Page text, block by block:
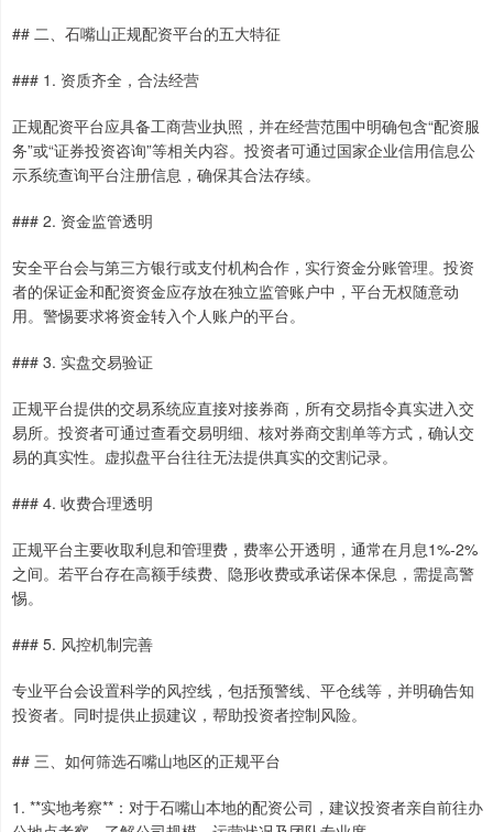
## 二、石嘴山正规配资平台的五大特征
### 1. 资质齐全，合法经营
正规配资平台应具备工商营业执照，并在经营范围中明确包含“配资服
务”或“证券投资咨询”等相关内容。投资者可通过国家企业信用信息公
示系统查询平台注册信息，确保其合法存续。
### 2. 资金监管透明
安全平台会与第三方银行或支付机构合作，实行资金分账管理。投资
者的保证金和配资资金应存放在独立监管账户中，平台无权随意动
用。警惕要求将资金转入个人账户的平台。
### 3. 实盘交易验证
正规平台提供的交易系统应直接对接券商，所有交易指令真实进入交
易所。投资者可通过查看交易明细、核对券商交割单等方式，确认交
易的真实性。虚拟盘平台往往无法提供真实的交割记录。
### 4. 收费合理透明
正规平台主要收取利息和管理费，费率公开透明，通常在月息1%-2%
之间。若平台存在高额手续费、隐形收费或承诺保本保息，需提高警
惕。
### 5. 风控机制完善
专业平台会设置科学的风控线，包括预警线、平仓线等，并明确告知
投资者。同时提供止损建议，帮助投资者控制风险。
## 三、如何筛选石嘴山地区的正规平台
1. **实地考察**：对于石嘴山本地的配资公司，建议投资者亲自前往办